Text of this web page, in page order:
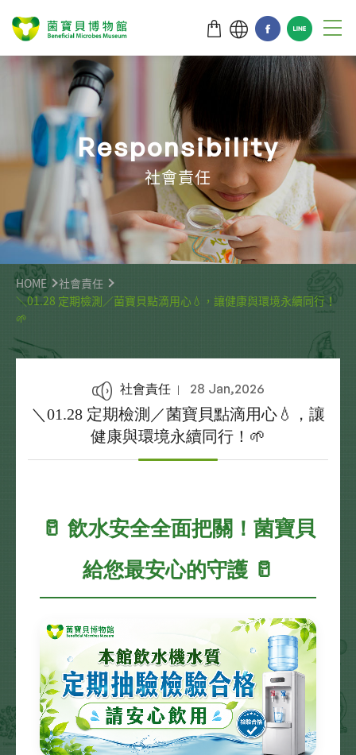
Responsibility
社會責任
HOME
社會責任
＼01.28 定期檢測／菌寶貝點滴用心💧，讓健康與環境永續同行！
🌱
社會責任 28 Jan,2026
＼01.28 定期檢測／菌寶貝點滴用心💧，讓
健康與環境永續同行！🌱
🥛 飲水安全全面把關！菌寶貝
給您最安心的守護 🥛